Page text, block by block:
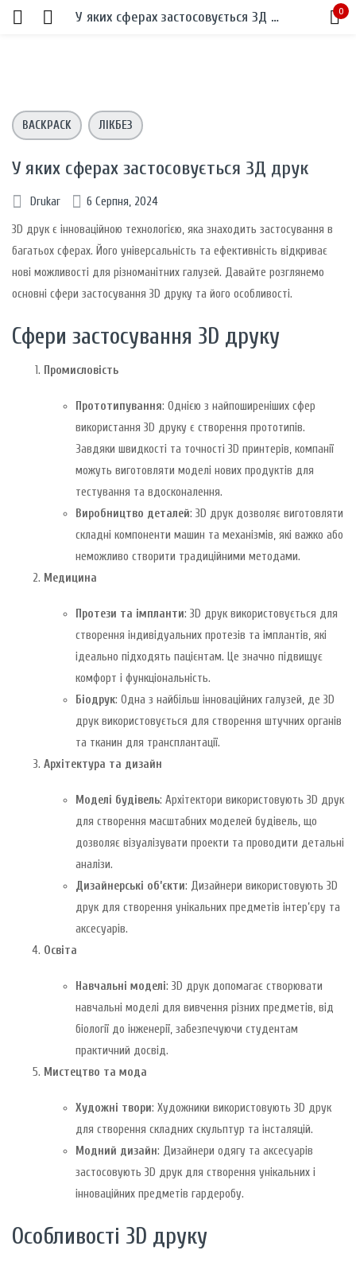
У яких сферах застосовується 3Д друк 0
BACKPACK ЛІКБЕЗ
У яких сферах застосовується 3Д друк
Drukar 6 Серпня, 2024
3D друк є інноваційною технологією, яка знаходить застосування в
багатьох сферах. Його універсальність та ефективність відкриває
нові можливості для різноманітних галузей. Давайте розглянемо
основні сфери застосування 3D друку та його особливості.
Сфери застосування 3D друку
Промисловість
Прототипування: Однією з найпоширеніших сфер
використання 3D друку є створення прототипів.
Завдяки швидкості та точності 3D принтерів, компанії
можуть виготовляти моделі нових продуктів для
тестування та вдосконалення.
Виробництво деталей: 3D друк дозволяє виготовляти
складні компоненти машин та механізмів, які важко або
неможливо створити традиційними методами.
Медицина
Протези та імпланти: 3D друк використовується для
створення індивідуальних протезів та імплантів, які
ідеально підходять пацієнтам. Це значно підвищує
комфорт і функціональність.
Біодрук: Одна з найбільш інноваційних галузей, де 3D
друк використовується для створення штучних органів
та тканин для трансплантації.
Архітектура та дизайн
Моделі будівель: Архітектори використовують 3D друк
для створення масштабних моделей будівель, що
дозволяє візуалізувати проекти та проводити детальні
аналізи.
Дизайнерські об’єкти: Дизайнери використовують 3D
друк для створення унікальних предметів інтер’єру та
аксесуарів.
Освіта
Навчальні моделі: 3D друк допомагає створювати
навчальні моделі для вивчення різних предметів, від
біології до інженерії, забезпечуючи студентам
практичний досвід.
Мистецтво та мода
Художні твори: Художники використовують 3D друк
для створення складних скульптур та інсталяцій.
Модний дизайн: Дизайнери одягу та аксесуарів
застосовують 3D друк для створення унікальних і
інноваційних предметів гардеробу.
Особливості 3D друку
Remember me
CREATE AN ACCOUNT